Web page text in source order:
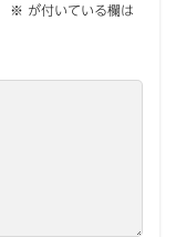
※ が付いている欄は